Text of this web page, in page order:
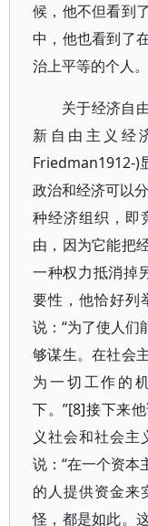
候，他不但看到
中，他也看到了
治上平等的个人。
关于经济自
新自由主义经
Friedman1912-)
政治和经济可以
种经济组织，即
由，因为它能把
一种权力抵消掉
要性，他恰好列
说：“为了使人们
够谋生。在社会
为一切工作的
下。”[8]接下来
义社会和社会
说：“在一个资本
的人提供资金来
怪，都是如此。